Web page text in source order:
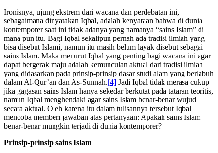
Ironisnya, ujung ekstrem dari wacana dan perdebatan ini,
sebagaimana dinyatakan Iqbal, adalah kenyataan bahwa di dunia
kontemporer saat ini tidak adanya yang namanya “sains Islam” di
mana pun itu. Bagi Iqbal sekalipun pernah ada tradisi ilmiah yang
bisa disebut Islami, namun itu masih belum layak disebut sebagai
sains Islam. Maka menurut Iqbal yang penting bagi wacana ini agar
dapat bergerak maju adalah kemunculan aktual dari tradisi ilmiah
yang didasarkan pada prinsip-prinsip dasar studi alam yang berlabuh
dalam Al-Qur’an dan As-Sunnah.[4] Jadi Iqbal tidak merasa cukup
jika gagasan sains Islam hanya sekedar berkutat pada tataran teoritis,
namun Iqbal menghendaki agar sains Islam benar-benar wujud
secara aktual. Oleh karena itu dalam tulisannya tersebut Iqbal
mencoba memberi jawaban atas pertanyaan: Apakah sains Islam
benar-benar mungkin terjadi di dunia kontemporer?
Prinsip-prinsip sains Islam